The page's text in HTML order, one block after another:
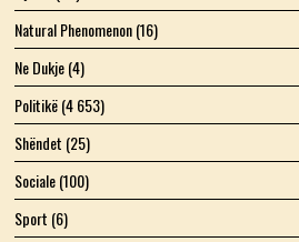
Natural Phenomenon(16)
Ne Dukje(4)
Politikë(4 653)
Shëndet (25)
Sociale(100)
Sport (6)